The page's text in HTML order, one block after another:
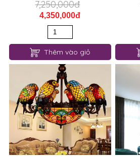
7,250,000đ
4,350,000đ
Thêm vào giỏ